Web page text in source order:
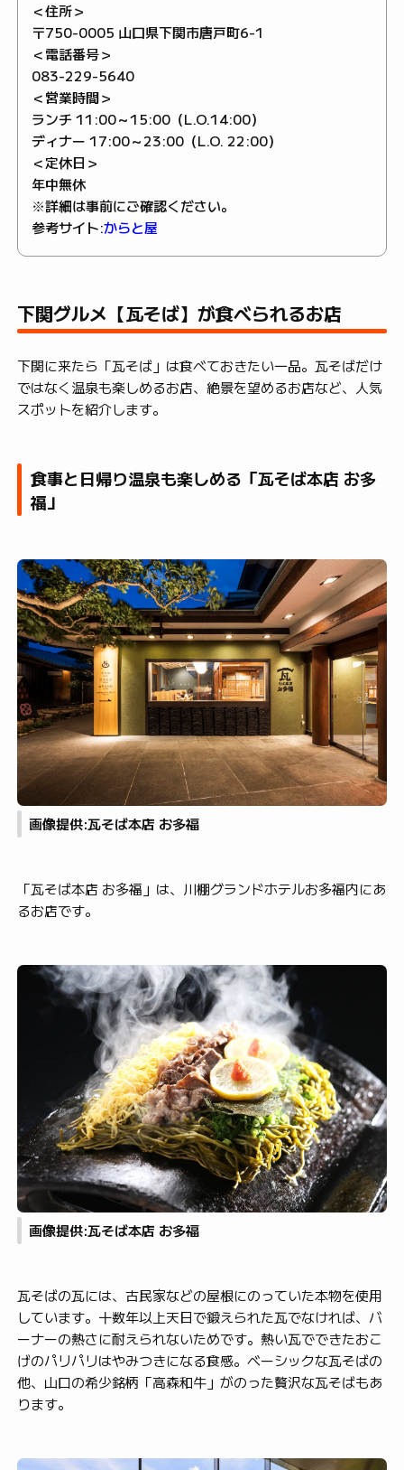
＜住所＞
〒750-0005 山口県下関市唐戸町6-1
＜電話番号＞
083-229-5640
＜営業時間＞
ランチ 11:00～15:00（L.O.14:00）
ディナー 17:00～23:00（L.O. 22:00）
＜定休日＞
年中無休
※詳細は事前にご確認ください。
参考サイト:からと屋
下関グルメ【瓦そば】が食べられるお店
下関に来たら「瓦そば」は食べておきたい一品。瓦そばだけ
ではなく温泉も楽しめるお店、絶景を望めるお店など、人気
スポットを紹介します。
食事と日帰り温泉も楽しめる「瓦そば本店 お多
福」
画像提供:瓦そば本店 お多福
「瓦そば本店 お多福」は、川棚グランドホテルお多福内にあ
るお店です。
画像提供:瓦そば本店 お多福
瓦そばの瓦には、古民家などの屋根にのっていた本物を使用
しています。十数年以上天日で鍛えられた瓦でなければ、バ
ーナーの熱さに耐えられないためです。熱い瓦でできたおこ
げのパリパリはやみつきになる食感。ベーシックな瓦そばの
他、山口の希少銘柄「高森和牛」がのった贅沢な瓦そばもあ
ります。